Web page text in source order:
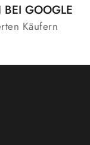
BEI GOOGLE
Käufern